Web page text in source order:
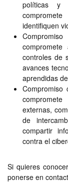
políticas y
identifiquen
controles de
avances
aprendidas
Compromiso
externas,
de
compartir
contra el
Si quieres
ponerse en